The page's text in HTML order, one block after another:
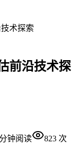
术探索
前沿技术探
分钟阅读 823 次